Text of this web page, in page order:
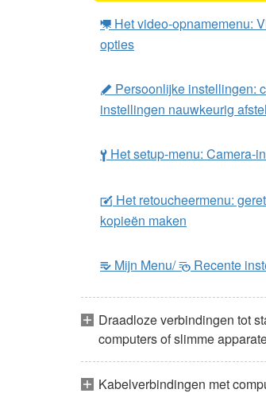
1 Het video-opnamemenu:
opties
A Persoonlijke instellingen:
instellingen nauwkeurig
B Het setup-menu: Camera-
N Het retoucheermenu:
kopieën maken
O Mijn Menu/m Recente
Draadloze verbindingen tot
computers of slimme
Kabelverbindingen met